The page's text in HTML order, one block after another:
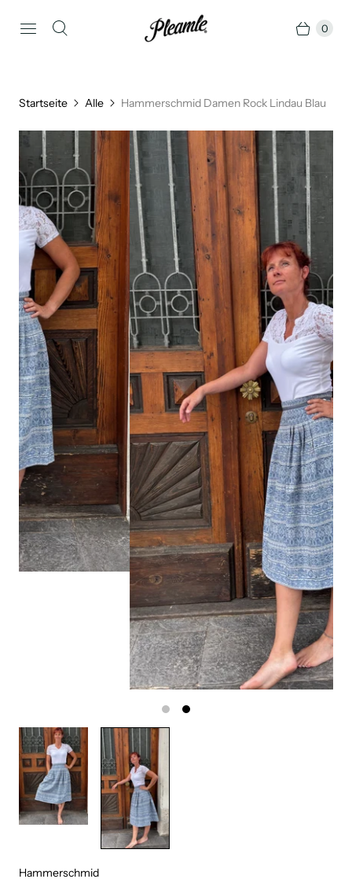
0
Startseite Alle Hammerschmid Damen Rock Lindau Blau
Hammerschmid